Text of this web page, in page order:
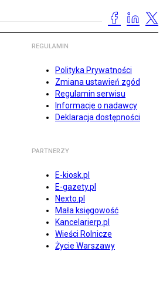
REGULAMIN
Polityka Prywatności
Zmiana ustawień zgód
Regulamin serwisu
Informacje o nadawcy
Deklaracja dostępności
PARTNERZY
E-kiosk.pl
E-gazety.pl
Nexto.pl
Mała księgowość
Kancelarierp.pl
Wieści Rolnicze
Życie Warszawy